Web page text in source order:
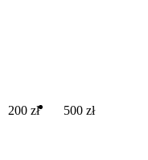
200 zł 500 zł